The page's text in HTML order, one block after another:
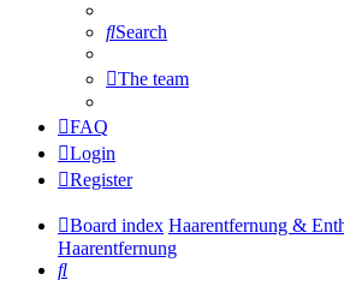
Search
The team
FAQ
Login
Register
Board index Haarentfernung &
Haarentfernung
Search